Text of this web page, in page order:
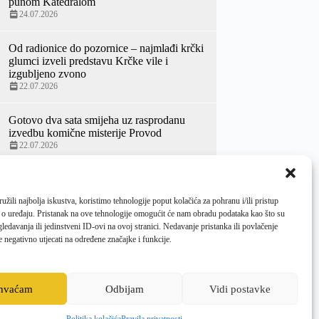
najbolja iskustva, koristimo tehnologije poput kolačića za pohranu i/ili pristup
uređaju. Pristanak na ove tehnologije omogućit će nam obradu podataka kao što su
ili jedinstveni ID-ovi na ovoj stranici. Nedavanje pristanka ili povlačenje
negativno utjecati na određene značajke i funkcije.
Odbijam Vidi postavke
24.07.2026
Od radionice do pozornice – najmlađi krčki
glumci izveli predstavu Krčke vile i
izgubljeno zvono
22.07.2026
Gotovo dva sata smijeha uz rasprodanu
izvedbu komične misterije Provod
22.07.2026
17.07.2026
Rasprodana Scena Zidine uz hit-komediju